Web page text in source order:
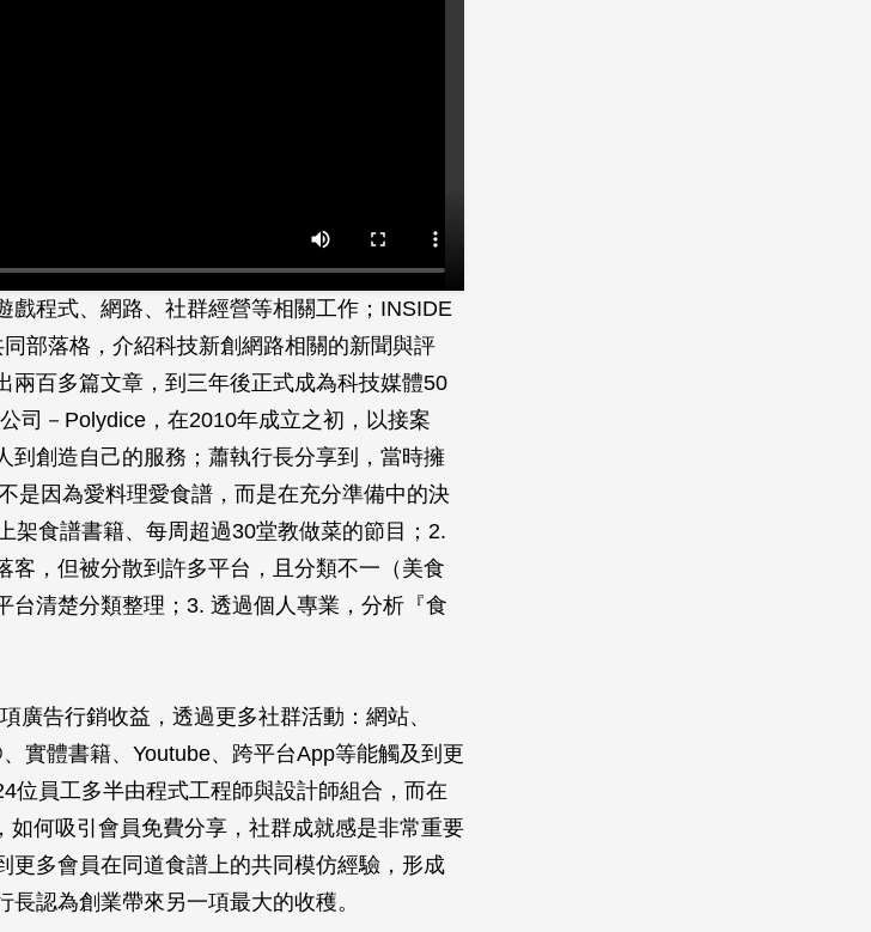
戲程式、網路、社群經營等相關工作；INSIDE
部落格，介紹科技新創網路相關的新聞與評
兩百多篇文章，到三年後正式成為科技媒體50
司－Polydice，在2010年成立之初，以接案
到創造自己的服務；蕭執行長分享到，當時擁
是因為愛料理愛食譜，而是在充分準備中的決
架食譜書籍、每周超過30堂教做菜的節目；2.
客，但被分散到許多平台，且分類不一（美食
台清楚分類整理；3. 透過個人專業，分析『食
廣告行銷收益，透過更多社群活動：網站、
實體書籍、Youtube、跨平台App等能觸及到更
位員工多半由程式工程師與設計師組合，而在
如何吸引會員免費分享，社群成就感是非常重要
更多會員在同道食譜上的共同模仿經驗，形成
認為創業帶來另一項最大的收穫。